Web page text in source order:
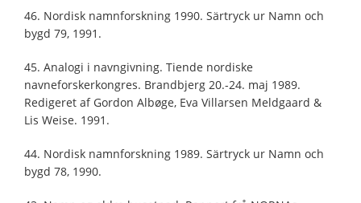
46. Nordisk namnforskning 1990. Särtryck ur Namn och
bygd 79, 1991.
45. Analogi i navngivning. Tiende nordiske
navneforskerkongres. Brandbjerg 20.-24. maj 1989.
Redigeret af Gordon Albøge, Eva Villarsen Meldgaard &
Lis Weise. 1991.
44. Nordisk namnforskning 1989. Särtryck ur Namn och
bygd 78, 1990.